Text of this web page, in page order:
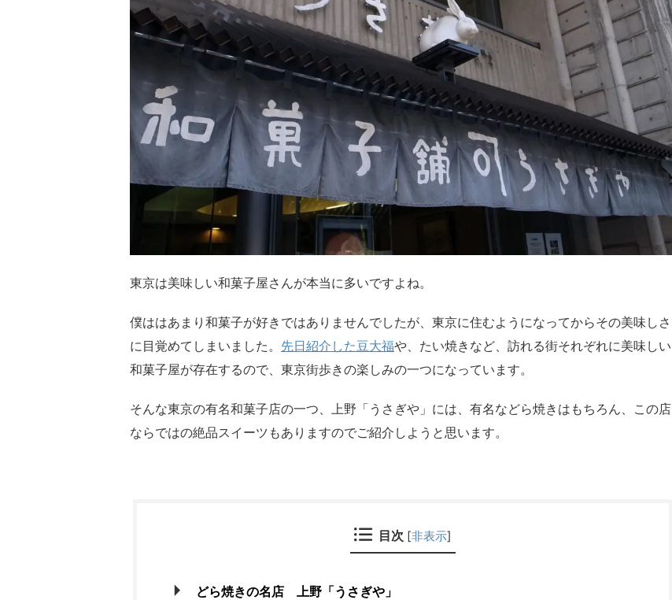
東京は美味しい和菓子屋さんが本当に多いですよね。
僕ははあまり和菓子が好きではありませんでしたが、東京に住むようになってからその美味しさ
に目覚めてしまいました。 先日紹介した豆大福や、たい焼きなど、訪れる街それぞれに美味しい
和菓子屋が存在するので、東京街歩きの楽しみの一つになっています。
そんな東京の有名和菓子店の一つ、上野「うさぎや」には、有名などら焼きはもちろん、この店
ならではの絶品スイーツもありますのでご紹介しようと思います。
目次 [非表示]
どら焼きの名店 上野「うさぎや」